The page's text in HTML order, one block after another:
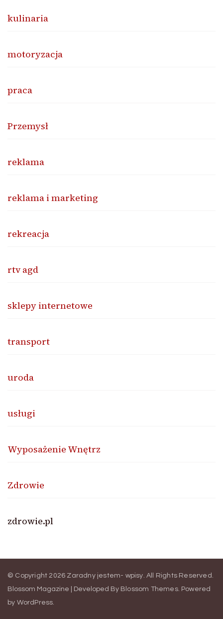
kulinaria
motoryzacja
praca
Przemysł
reklama
reklama i marketing
rekreacja
rtv agd
sklepy internetowe
transport
uroda
usługi
Wyposażenie Wnętrz
Zdrowie
zdrowie.pl
© Copyright 2026 Zaradny jestem- wpisy . All Rights Reserved.
Blossom Magazine | Developed By Blossom Themes. Powered
by WordPress